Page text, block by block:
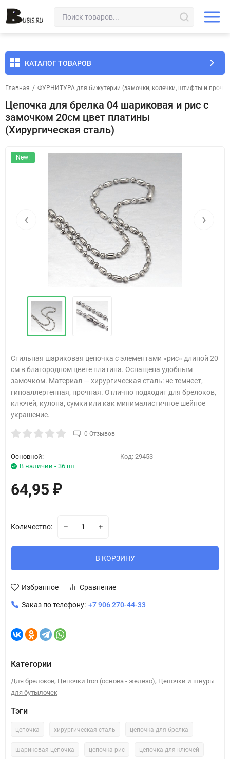
КАТАЛОГ ТОВАРОВ
Главная / ФУРНИТУРА для бижутерии (замочки, колечки, штифты и
Цепочка для брелка 04 шариковая и рис с
замочком 20см цвет платины
(Хирургическая сталь)
New!
‹ ›
Стильная шариковая цепочка с элементами «рис» длиной 20
см в благородном цвете платина. Оснащена удобным
замочком. Материал — хирургическая сталь: не темнеет,
гипоаллергенная, прочная. Отлично подходит для брелоков,
ключей, кулона, сумки или как минималистичное шейное
украшение.
0 Отзывов
Основной:
В наличии - 36 шт
Код: 29453
64,95 ₽
Количество:
В КОРЗИНУ
Избранное Сравнение
Заказ по телефону: +7 906 270-44-33
Категории
Для брелоков, Цепочки Iron (основа - железо), Цепочки и шнуры
для бутылочек
Тэги
цепочка хирургическая сталь цепочка для брелка
шариковая цепочка цепочка рис цепочка для ключей